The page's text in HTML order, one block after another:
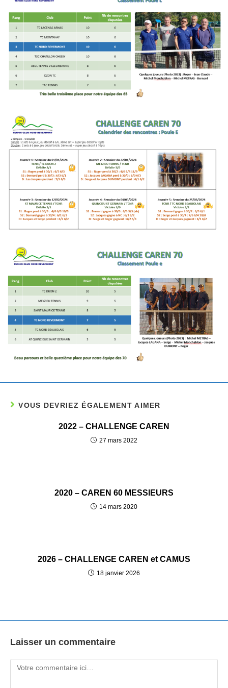
VOUS DEVRIEZ ÉGALEMENT AIMER
2022 – CHALLENGE CAREN
27 mars 2022
2020 – CAREN 60 MESSIEURS
14 mars 2020
2026 – CHALLENGE CAREN et CAMUS
18 janvier 2026
Laisser un commentaire